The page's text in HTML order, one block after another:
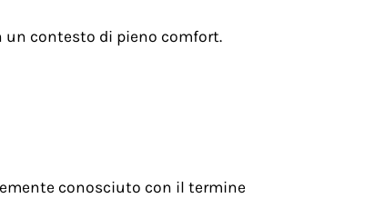
un contesto di pieno comfort.
conosciuto con il termine